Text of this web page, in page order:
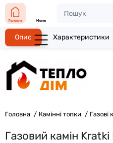
Головна Меню
Головна Камінні топки Газові
Газовий камін
Опис Характеристики